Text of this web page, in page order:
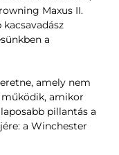
Maxus II.
a
amely nem
amikor
pillantás a
a Winchester